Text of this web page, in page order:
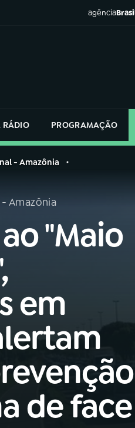
agência
RÁDIO PROGRAMAÇÃO
- Amazônia
Amazônia
"Maio
em
de face